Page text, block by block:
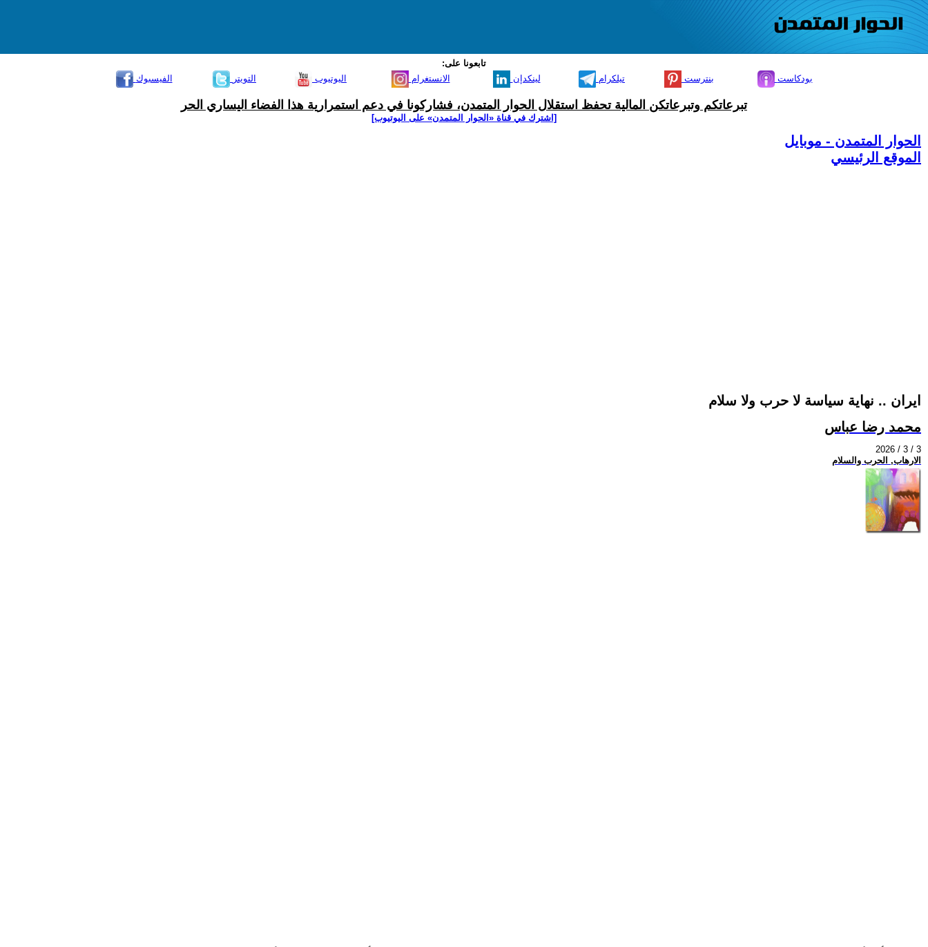
تابعونا على:
الفيسبوك
التويتر اليوتيوب الانستغرام لينكدإن تيلكرام بنترست بودكاست
تبرعاتكم وتبرعاتكن المالية تحفظ استقلال الحوار المتمدن، فشاركونا في دعم استمرارية هذا الفضاء اليساري الحر
[اشترك في قناة ‫«الحوار المتمدن» على اليوتيوب]
الحوار المتمدن - موبايل
الموقع الرئيسي
ايران .. نهاية سياسة لا حرب ولا سلام
محمد رضا عباس
2026 / 3 / 3
الارهاب, الحرب والسلام